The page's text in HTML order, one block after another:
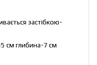
застібкою-
см глибина-7 см